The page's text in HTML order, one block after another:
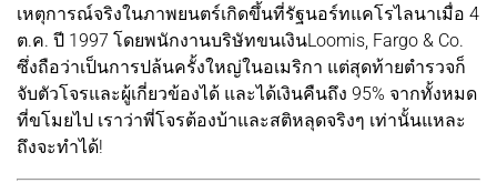
เหตุการณ์จริงในภาพยนตร์เกิดขึ้นที่รัฐนอร์ทแคโรไลนาเมื่อ 4
ต.ค. ปี 1997 โดยพนักงานบริษัทขนเงินLoomis, Fargo & Co.
ซึ่งถือว่าเป็นการปล้นครั้งใหญ่ในอเมริกา แต่สุดท้ายตำรวจก็
จับตัวโจรและผู้เกี่ยวข้องได้ และได้เงินคืนถึง 95% จากทั้งหมด
ที่ขโมยไป เราว่าพี่โจรต้องบ้าและสติหลุดจริงๆ เท่านั้นแหละ
ถึงจะทำได้!